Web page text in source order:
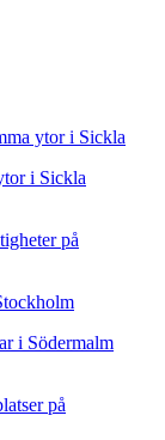
ytor i Sickla
i Sickla
på
i Södermalm
på